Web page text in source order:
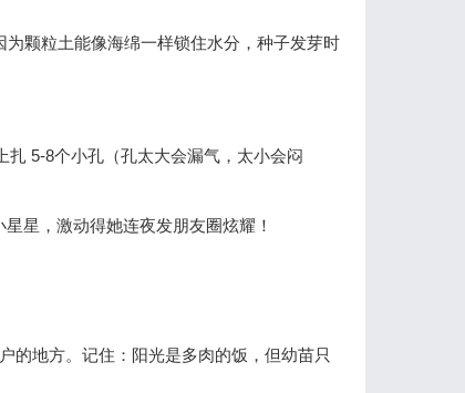
颗粒土能像海绵一样锁住水分，种子发芽时
5-8个小孔（孔太大会漏气，太小会闷
星，激动得她连夜发朋友圈炫耀！
的地方。记住：阳光是多肉的饭，但幼苗只